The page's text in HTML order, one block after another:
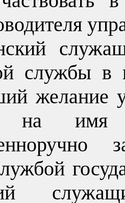
службы в
желание
на имя